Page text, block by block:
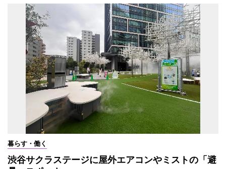
暮らす・働く
渋谷サクラステージに屋外エアコンやミストの「避